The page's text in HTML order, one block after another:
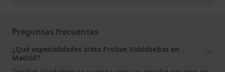
Preguntas frecuentes
¿Qué especialidades trata Prolive Valdebebas en
Madrid?